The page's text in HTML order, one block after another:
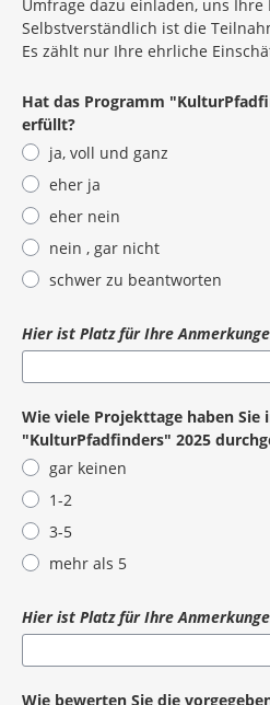
Umfrage dazu einladen, uns
Selbstverständlich ist die
Es zählt nur Ihre ehrliche
Hat das Programm
erfüllt?
ja, voll und ganz
eher ja
eher nein
nein , gar nicht
schwer zu beantworten
Hier ist Platz für Ihre
Wie viele Projekttage haben Sie
"KulturPfadfinders" 2025
gar keinen
1-2
3-5
mehr als 5
Hier ist Platz für Ihre
Wie bewerten Sie die